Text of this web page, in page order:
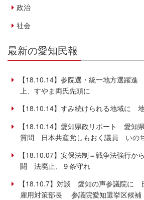
政治
社会
最新の愛知民報
【18.10.14】参院選・統一地方選躍
上、すやま両氏先頭に
【18.10.14】すみ続けられる地域に
【18.10.14】愛知県政リポート 愛知
質問 日本共産党しもおく議員 いの
【18.10.07】安保法制＝戦争法強行
闘 法廃止、９条守れ
【18.10.7】対談 愛知の声参議院に
雇用対策部長 参議院愛知選挙区候